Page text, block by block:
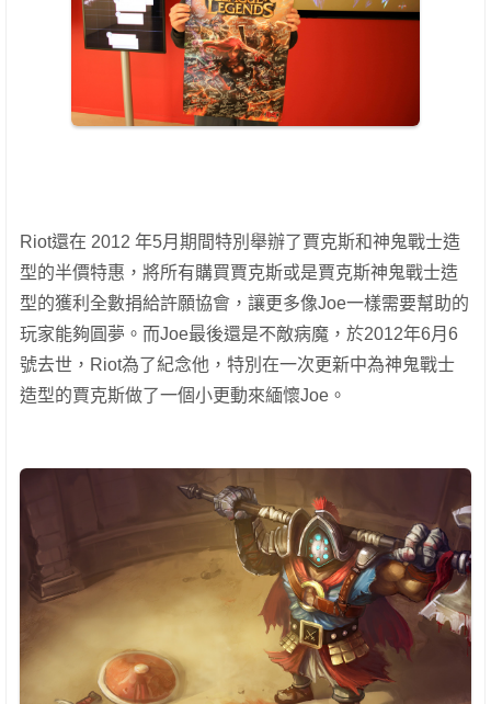
Riot還在 2012 年5月期間特別舉辦了賈克斯和神鬼戰士造
型的半價特惠，將所有購買賈克斯或是賈克斯神鬼戰士造
型的獲利全數捐給許願協會，讓更多像Joe一樣需要幫助的
玩家能夠圓夢。而Joe最後還是不敵病魔，於2012年6月6
號去世，Riot為了紀念他，特別在一次更新中為神鬼戰士
造型的賈克斯做了一個小更動來緬懷Joe。